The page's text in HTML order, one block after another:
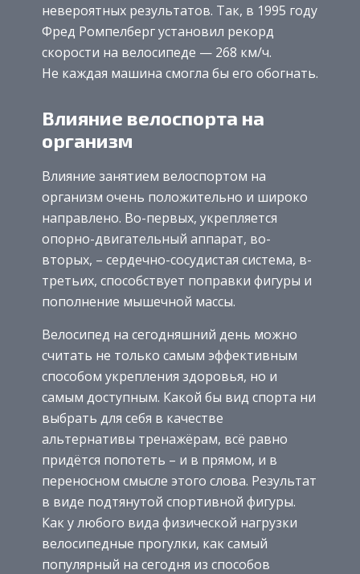
невероятных результатов. Так, в 1995 году
Фред Ромпелберг установил рекорд
скорости на велосипеде — 268 км/ч.
Не каждая машина смогла бы его обогнать.
Влияние велоспорта на
организм
Влияние занятием велоспортом на
организм очень положительно и широко
направлено. Во-первых, укрепляется
опорно-двигательный аппарат, во-
вторых, – сердечно-сосудистая система, в-
третьих, способствует поправки фигуры и
пополнение мышечной массы.
Велосипед на сегодняшний день можно
считать не только самым эффективным
способом укрепления здоровья, но и
самым доступным. Какой бы вид спорта ни
выбрать для себя в качестве
альтернативы тренажёрам, всё равно
придётся попотеть – и в прямом, и в
переносном смысле этого слова. Результат
в виде подтянутой спортивной фигуры.
Как у любого вида физической нагрузки
велосипедные прогулки, как самый
популярный на сегодня из способов